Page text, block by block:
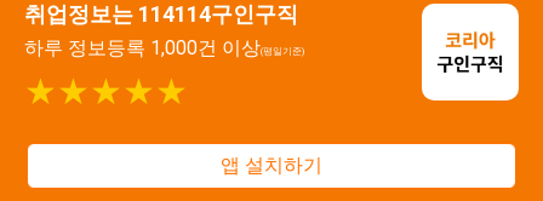
취업정보는 114114구인구직
하루 정보등록 1,000건 이상(평일기준)
★★★★★
앱 설치하기
수원 고색산업단지 상여
금 150프로 및 추가 수당
지급 주간 교대 야간 선택
가능한 반도체 생산 모집
[아산 영인] 프레스 적재
및 검수 사원 모집 초보
동반 지원 가능 자차 소지
[면접 없음/주간고정] 알
루미늄 표면처리 생산직
면접 없이 즉시 입사 가능
한 주간고정 표면처리 생